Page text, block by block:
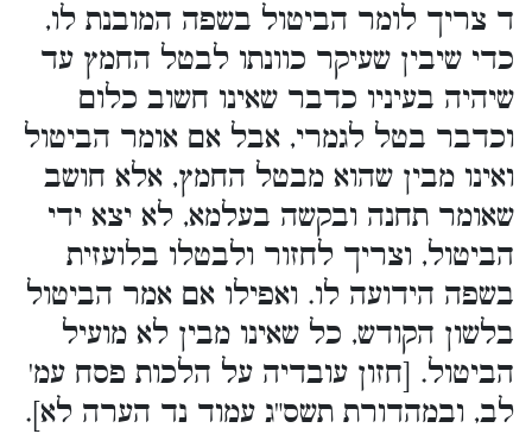
ד צריך לומר הביטול בשפה המובנת לו,
כדי שיבין שעיקר כוונתו לבטל החמץ עד
שיהיה בעיניו כדבר שאינו חשוב כלום
וכדבר בטל לגמרי, אבל אם אומר הביטול
ואינו מבין שהוא מבטל החמץ, אלא חושב
שאומר תחנה ובקשה בעלמא, לא יצא ידי
הביטול, וצריך לחזור ולבטלו בלועזית
בשפה הידועה לו. ואפילו אם אמר הביטול
בלשון הקודש, כל שאינו מבין לא מועיל
הביטול. [חזון עובדיה על הלכות פסח עמ'
לב, ובמהדורת תשס"ג עמוד נד הערה לא].